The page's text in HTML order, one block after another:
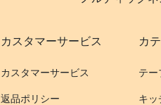
カスタマーサービス
カスタマーサービス
返品ポリシー
カ
テー
キッ